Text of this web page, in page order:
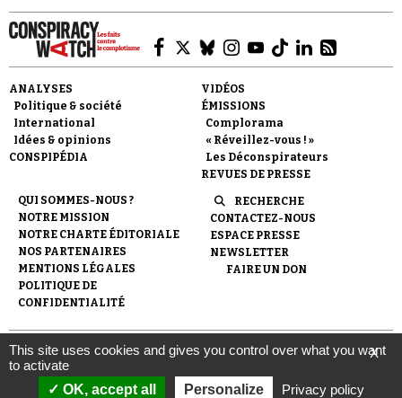
ANALYSES
Politique & société
International
Idées & opinions
CONSPIPÉDIA
VIDÉOS
ÉMISSIONS
Complorama
« Réveillez-vous ! »
Les Déconspirateurs
REVUES DE PRESSE
QUI SOMMES-NOUS ?
NOTRE MISSION
NOTRE CHARTE ÉDITORIALE
NOS PARTENAIRES
MENTIONS LÉGALES
POLITIQUE DE
CONFIDENTIALITÉ
RECHERCHE
CONTACTEZ-NOUS
ESPACE PRESSE
NEWSLETTER
FAIRE UN DON
© 2007-2026Conspiracy Watch| Une réalisation de
l'Observatoire du conspirationnisme (association loi de 1901) avec
le soutien de la Fondation pour la Mémoire de la Shoah.
X
This site uses cookies and gives you control over what you want
to activate
OK, accept all
Personalize Privacy policy